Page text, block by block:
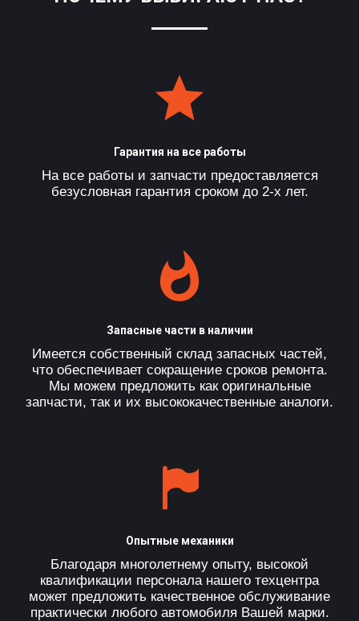
Гарантия на все работы
На все работы и запчасти предоставляется
безусловная гарантия сроком до 2-х лет.
Запасные части в наличии
Имеется собственный склад запасных частей,
что обеспечивает сокращение сроков ремонта.
Мы можем предложить как оригинальные
запчасти, так и их высококачественные аналоги.
Опытные механики
Благодаря многолетнему опыту, высокой
квалификации персонала нашего техцентра
может предложить качественное обслуживание
практически любого автомобиля Вашей марки.